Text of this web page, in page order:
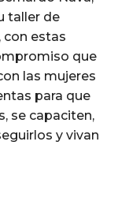
taller de
con estas
que
las mujeres
para que
se capaciten,
y vivan